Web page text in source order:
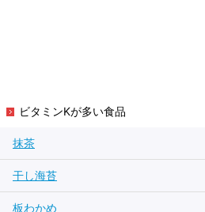
ビタミンKが多い食品
抹茶
干し海苔
板わかめ